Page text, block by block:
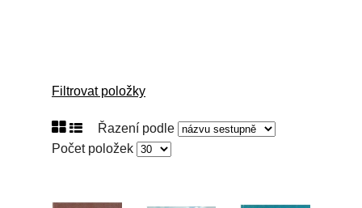
Filtrovat položky
Řazení podle
Počet položek